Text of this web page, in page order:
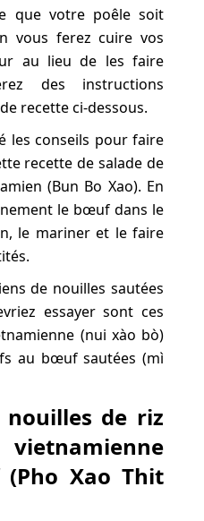
que votre poêle soit
vous ferez cuire vos
au lieu de les faire
des instructions
recette ci-dessous.
les conseils pour faire
recette de salade de
(Bun Bo Xao). En
le bœuf dans le
le mariner et le faire
de nouilles sautées
essayer sont ces
(nui xào bò)
au bœuf sautées (mì
nouilles de riz
Xao Thit